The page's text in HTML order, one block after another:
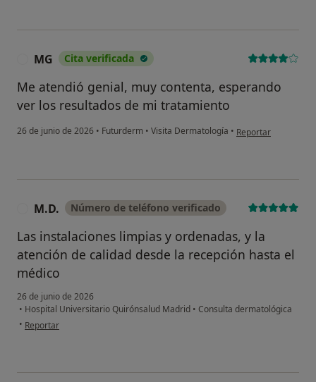
MG Cita verificada
Me atendió genial, muy contenta, esperando
ver los resultados de mi tratamiento
26 de junio de 2026 • Futurderm • Visita Dermatología • en opinión del
Reportar
M.D. Número de teléfono verificado
Las instalaciones limpias y ordenadas, y la
atención de calidad desde la recepción hasta el
médico
26 de junio de 2026
• Hospital Universitario Quirónsalud Madrid • Consulta dermatológica
• en opinión del usuario M.D.
Reportar